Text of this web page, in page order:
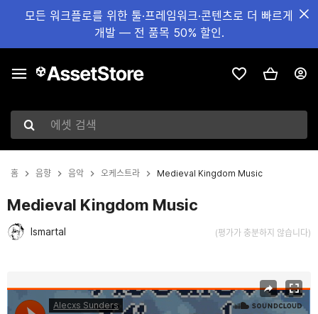
모든 워크플로를 위한 툴·프레임워크·콘텐츠로 더 빠르게
개발 — 전 품목 50% 할인.
에셋 검색
홈 음향 음악 오케스트라 Medieval Kingdom Music
Medieval Kingdom Music
Ismartal (평가가 충분하지 않습니다)